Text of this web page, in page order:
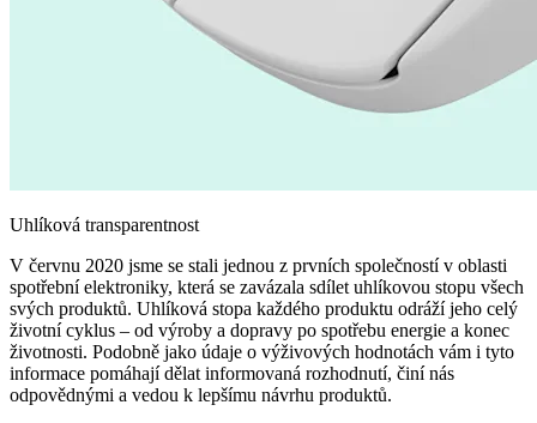
Uhlíková transparentnost
V červnu 2020 jsme se stali jednou z prvních společností v oblasti
spotřební elektroniky, která se zavázala sdílet uhlíkovou stopu všech
svých produktů. Uhlíková stopa každého produktu odráží jeho celý
životní cyklus – od výroby a dopravy po spotřebu energie a konec
životnosti. Podobně jako údaje o výživových hodnotách vám i tyto
informace pomáhají dělat informovaná rozhodnutí, činí nás
odpovědnými a vedou k lepšímu návrhu produktů.